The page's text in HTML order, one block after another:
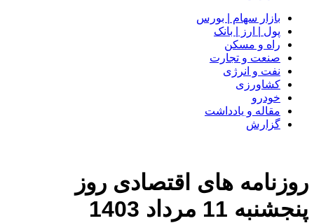
بازار سهام | بورس
پول | ارز | بانک
راه و مسکن
صنعت و تجارت
نفت و انرژی
کشاورزی
خودرو
مقاله و یادداشت
گزارش
روزنامه های اقتصادی روز
پنجشنبه 11 مرداد 1403